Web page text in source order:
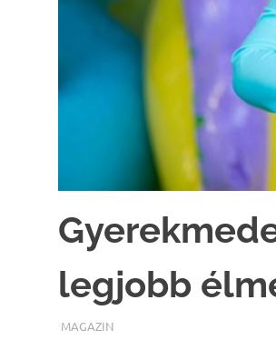
legjobb
TERMALFURDOK.COM
MAGAZIN